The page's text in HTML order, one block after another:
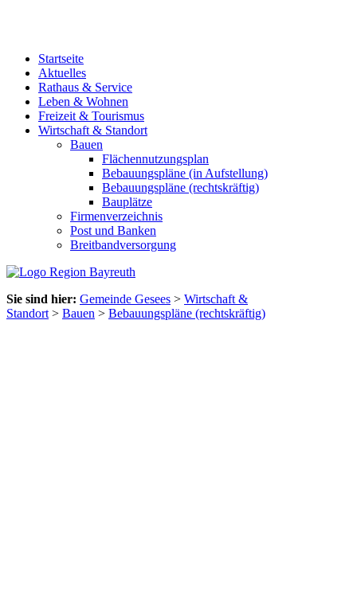
Startseite
Aktuelles
Rathaus & Service
Leben & Wohnen
Freizeit & Tourismus
Wirtschaft & Standort
Bauen
Flächennutzungsplan
Bebauungspläne (in Aufstellung)
Bebauungspläne (rechtskräftig)
Bauplätze
Firmenverzeichnis
Post und Banken
Breitbandversorgung
Sie sind hier: Gemeinde Gesees > Wirtschaft &
Standort > Bauen > Bebauungspläne (rechtskräftig)